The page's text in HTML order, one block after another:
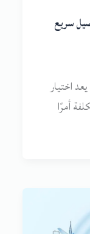
سريع
اختيار
أمرًا